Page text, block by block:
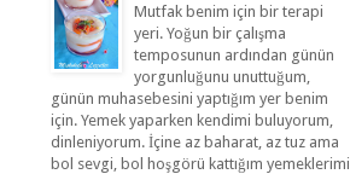
Mutfak benim için bir terapi
yeri. Yoğun bir çalışma
temposunun ardından günün
yorgunluğunu unuttuğum,
günün muhasebesini yaptığım yer benim
için. Yemek yaparken kendimi buluyorum,
dinleniyorum. İçine az baharat, az tuz ama
bol sevgi, bol hoşgörü kattığım yemeklerimi